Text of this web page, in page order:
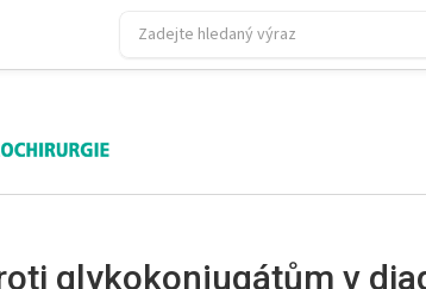
glykokonjugátům v